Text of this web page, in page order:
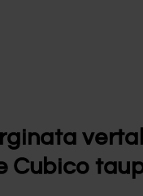
Cubico